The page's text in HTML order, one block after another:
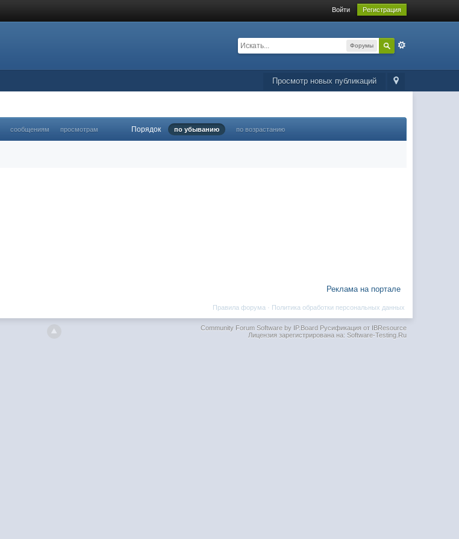
Войти Регистрация
Форумы
Просмотр новых публикаций
сообщениям просмотрам Порядок по убыванию по возрастанию
Реклама на портале
Политика обработки персональных данных
Правила форума ·
Community Forum Software by IP.BoardРусификация от IBResource
Лицензия зарегистрирована на: Software-Testing.Ru